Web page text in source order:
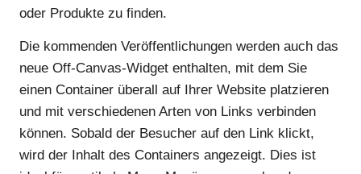
oder Produkte zu finden.
Die kommenden Veröffentlichungen werden auch das
neue Off-Canvas-Widget enthalten, mit dem Sie
einen Container überall auf Ihrer Website platzieren
und mit verschiedenen Arten von Links verbinden
können. Sobald der Besucher auf den Link klickt,
wird der Inhalt des Containers angezeigt. Dies ist